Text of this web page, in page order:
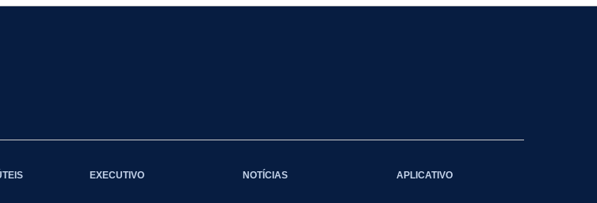
EXECUTIVO NOTÍCIAS APLICATIVO